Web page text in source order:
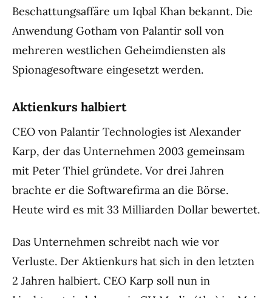
Beschattungsaffäre um Iqbal Khan bekannt. Die
Anwendung Gotham von Palantir soll von
mehreren westlichen Geheimdiensten als
Spionagesoftware eingesetzt werden.
Aktienkurs halbiert
CEO von Palantir Technologies ist Alexander
Karp, der das Unternehmen 2003 gemeinsam
mit Peter Thiel gründete. Vor drei Jahren
brachte er die Softwarefirma an die Börse.
Heute wird es mit 33 Milliarden Dollar bewertet.
Das Unternehmen schreibt nach wie vor
Verluste. Der Aktienkurs hat sich in den letzten
2 Jahren halbiert. CEO Karp soll nun in